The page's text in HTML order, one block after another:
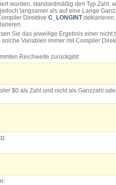
wurden, standardmäßig den Typ Zahl,
langsamer als auf eine Lange
Direktive C_LONGINTdeklarieren.
Sie das jeweilige Ergebnis einer nicht
Variablen immer mit Compiler
Reichweite zurückgibt:
$0 als Zahl und nicht als Ganzzahl